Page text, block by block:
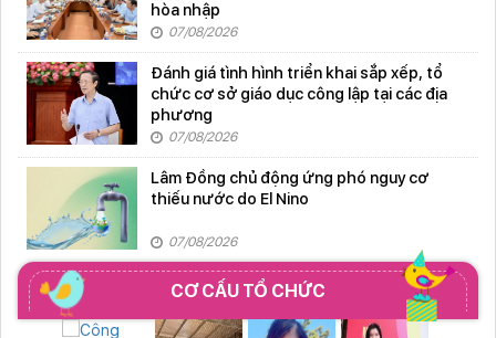
hòa nhập
07/08/2026
Đánh giá tình hình triển khai sắp xếp, tổ
chức cơ sở giáo dục công lập tại các địa
phương
07/08/2026
Lâm Đồng chủ động ứng phó nguy cơ
thiếu nước do El Nino
07/08/2026
CƠ CẤU TỔ CHỨC